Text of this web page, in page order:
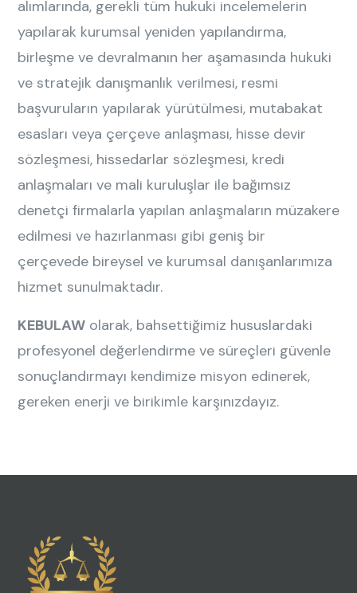
alımlarında, gerekli tüm hukuki incelemelerin
yapılarak kurumsal yeniden yapılandırma,
birleşme ve devralmanın her aşamasında hukuki
ve stratejik danışmanlık verilmesi, resmi
başvuruların yapılarak yürütülmesi, mutabakat
esasları veya çerçeve anlaşması, hisse devir
sözleşmesi, hissedarlar sözleşmesi, kredi
anlaşmaları ve mali kuruluşlar ile bağımsız
denetçi firmalarla yapılan anlaşmaların müzakere
edilmesi ve hazırlanması gibi geniş bir
çerçevede bireysel ve kurumsal danışanlarımıza
hizmet sunulmaktadır.
KEBULAW olarak, bahsettiğimiz hususlardaki
profesyonel değerlendirme ve süreçleri güvenle
sonuçlandırmayı kendimize misyon edinerek,
gereken enerji ve birikimle karşınızdayız.